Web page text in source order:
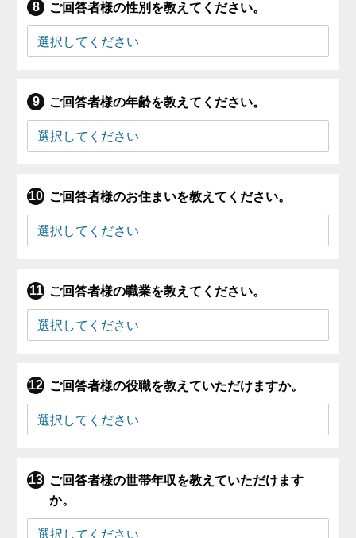
ご回答者様の性別を教えてください。
ご回答者様の年齢を教えてください。
ご回答者様のお住まいを教えてください。
ご回答者様の職業を教えてください。
ご回答者様の役職を教えていただけますか。
ご回答者様の世帯年収を教えていただけます
か。